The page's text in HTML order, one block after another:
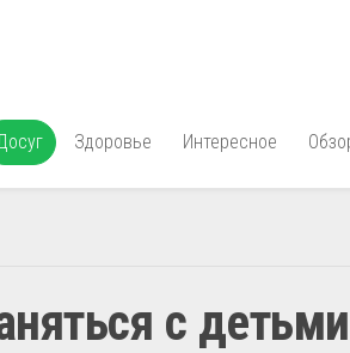
Здоровье Интересное
с